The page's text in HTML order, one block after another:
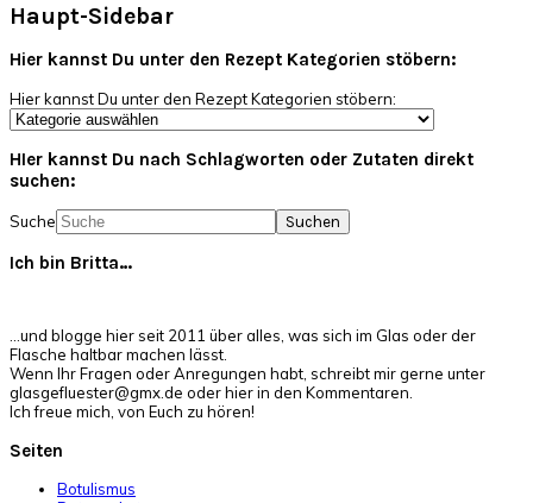
Haupt-Sidebar
Hier kannst Du unter den Rezept Kategorien stöbern:
Hier kannst Du unter den Rezept Kategorien stöbern:
HIer kannst Du nach Schlagworten oder Zutaten direkt
suchen:
Suche
Ich bin Britta…
…und blogge hier seit 2011 über alles, was sich im Glas oder der
Flasche haltbar machen lässt.
Wenn Ihr Fragen oder Anregungen habt, schreibt mir gerne unter
glasgefluester@gmx.de oder hier in den Kommentaren.
Ich freue mich, von Euch zu hören!
Seiten
Botulismus